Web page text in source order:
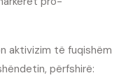
aktivizim të fuqishëm
përfshirë: